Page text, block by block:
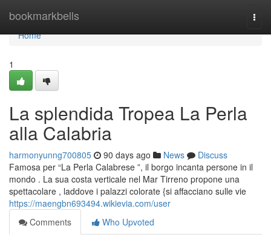
bookmarkbells
Home
Home
1
La splendida Tropea La Perla
alla Calabria
harmonyunng700805 90 days ago News
Discuss
Famosa per “La Perla Calabrese ”, il borgo incanta persone in il
mondo . La sua costa verticale nel Mar Tirreno propone una
spettacolare , laddove i palazzi colorate {si affacciano sulle vie
https://maengbn693494.wikievia.com/user
Comments
Who Upvoted